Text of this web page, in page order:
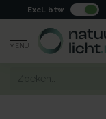
Excl. btw
MENU